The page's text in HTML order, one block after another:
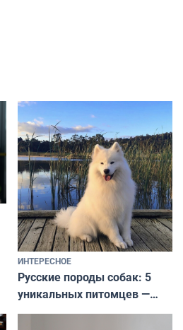
ИНТЕРЕСНОЕ
Русские породы собак: 5
уникальных питомцев —
национальные сокровища